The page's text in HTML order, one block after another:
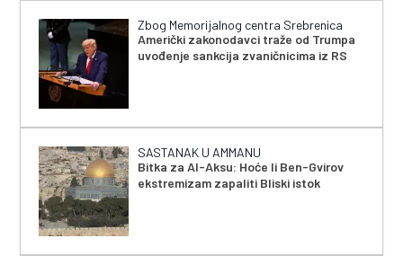
Zbog Memorijalnog centra Srebrenica
Američki zakonodavci traže od Trumpa
uvođenje sankcija zvaničnicima iz RS
SASTANAK U AMMANU
Bitka za Al-Aksu: Hoće li Ben-Gvirov
ekstremizam zapaliti Bliski istok